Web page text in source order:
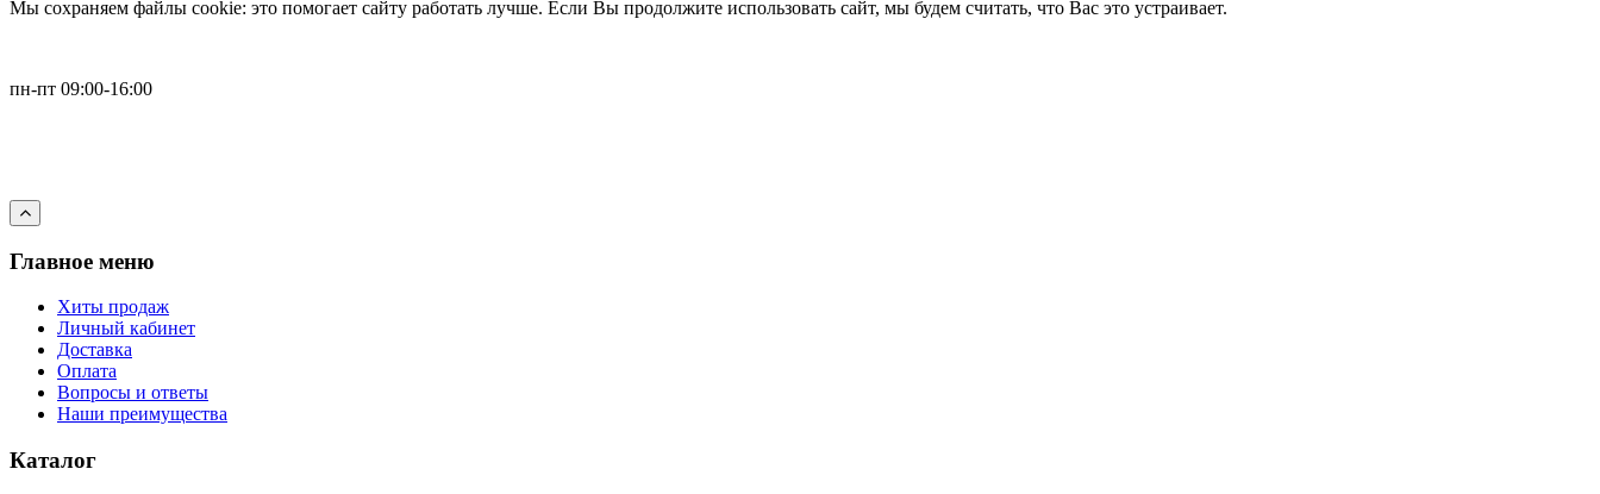
Мы cохраняем файлы cookie: это помогает сайту работать лучше. Если Вы продолжите использовать сайт, мы будем считать, что Вас это устраивает.
пн-пт 09:00-16:00
Главное меню
Хиты продаж
Личный кабинет
Доставка
Оплата
Вопросы и ответы
Наши преимущества
Каталог